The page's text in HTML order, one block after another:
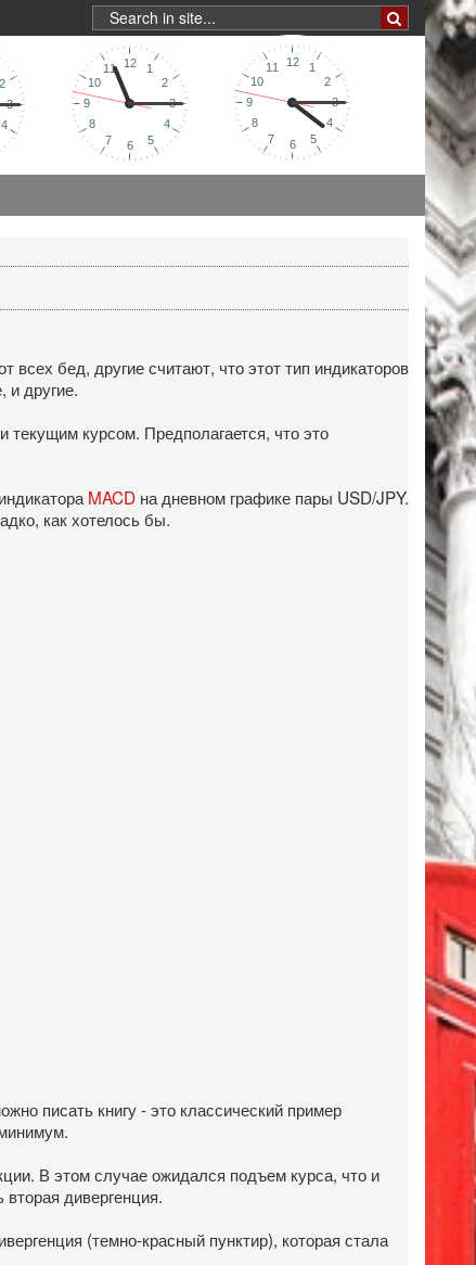
всех бед, другие считают, что этот тип индикаторов
и другие.
текущим курсом. Предполагается, что это
MACD на дневном графике пары USD/JPY.
как хотелось бы.
писать книгу - это классический пример
В этом случае ожидался подъем курса, что и
дивергенция.
(темно-красный пунктир), которая стала